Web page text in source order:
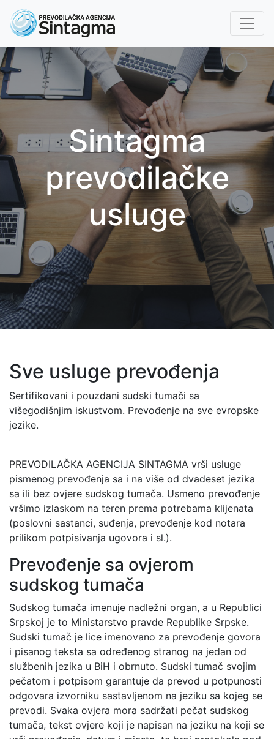
Sintagma
prevodilačke
usluge
Sve usluge prevođenja
Sertifikovani i pouzdani sudski tumači sa
višegodišnjim iskustvom. Prevođenje na sve evropske
jezike.
PREVODILAČKA AGENCIJA SINTAGMA vrši usluge
pismenog prevođenja sa i na više od dvadeset jezika
sa ili bez ovjere sudskog tumača. Usmeno prevođenje
vršimo izlaskom na teren prema potrebama klijenata
(poslovni sastanci, suđenja, prevođenje kod notara
prilikom potpisivanja ugovora i sl.).
Prevođenje sa ovjerom
sudskog tumača
Sudskog tumača imenuje nadležni organ, a u Republici
Srpskoj je to Ministarstvo pravde Republike Srpske.
Sudski tumač je lice imenovano za prevođenje govora
i pisanog teksta sa određenog stranog na jedan od
službenih jezika u BiH i obrnuto. Sudski tumač svojim
pečatom i potpisom garantuje da prevod u potpunosti
odgovara izvorniku sastavljenom na jeziku sa kojeg se
prevodi. Svaka ovjera mora sadržati pečat sudskog
tumača, tekst ovjere koji je napisan na jeziku na koji se